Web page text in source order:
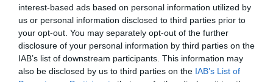
interest-based ads based on personal information utilized by
us or personal information disclosed to third parties prior to
your opt-out. You may separately opt-out of the further
disclosure of your personal information by third parties on the
IAB’s list of downstream participants. This information may
also be disclosed by us to third parties on the IAB’s List of
bine la școală. Iar zâmbetul cu care a intrat în clasă
în această dimineață a confirmat pe deplin acest
lucru”, a precizat profesorul.
„Veau ca toată lumea să înțeleagă că școlile sunt